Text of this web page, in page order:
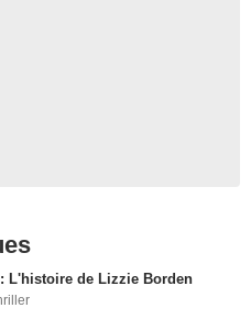
L'histoire de Lizzie Borden